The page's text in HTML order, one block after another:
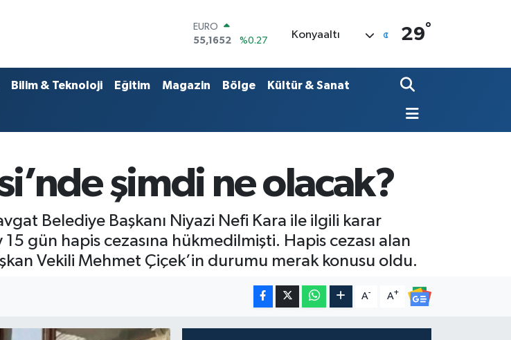
EURO
55,1652
%0.27
64,4046
%0.35
GRAM ALTIN
DOLAR
47,7106
%0.17
Konyaaltı 29°
Bilim & Teknoloji Eğitim Magazin Bölge Kültür & Sanat
şimdi ne olacak?
Belediye Başkanı Niyazi Nefi Kara ile ilgili karar
15 gün hapis cezasına hükmedilmişti. Hapis cezası alan
Vekili Mehmet Çiçek’in durumu merak konusu oldu.
A- A+